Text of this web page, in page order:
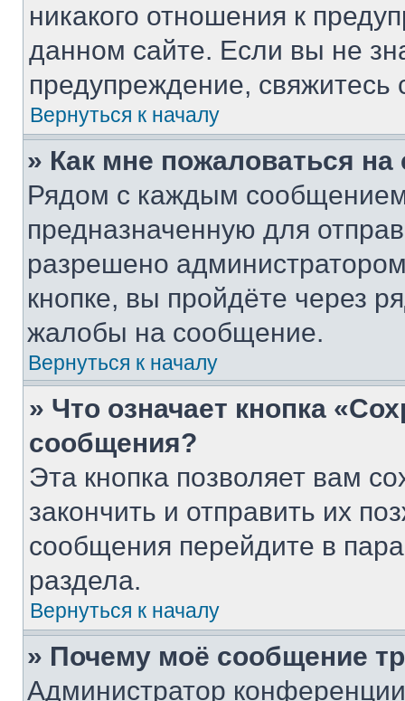
никакого отношения к
данном сайте. Если вы не
предупреждение,
Вернуться к началу
» Как мне пожаловаться
Рядом с каждым сообщением
предназначенную для
разрешено
кнопке, вы пройдёте через
жалобы на сообщение.
Вернуться к началу
» Что означает кнопка
сообщения?
Эта кнопка позволяет вам
закончить и отправить их
сообщения перейдите в
раздела.
Вернуться к началу
» Почему моё сообщение
Администратор